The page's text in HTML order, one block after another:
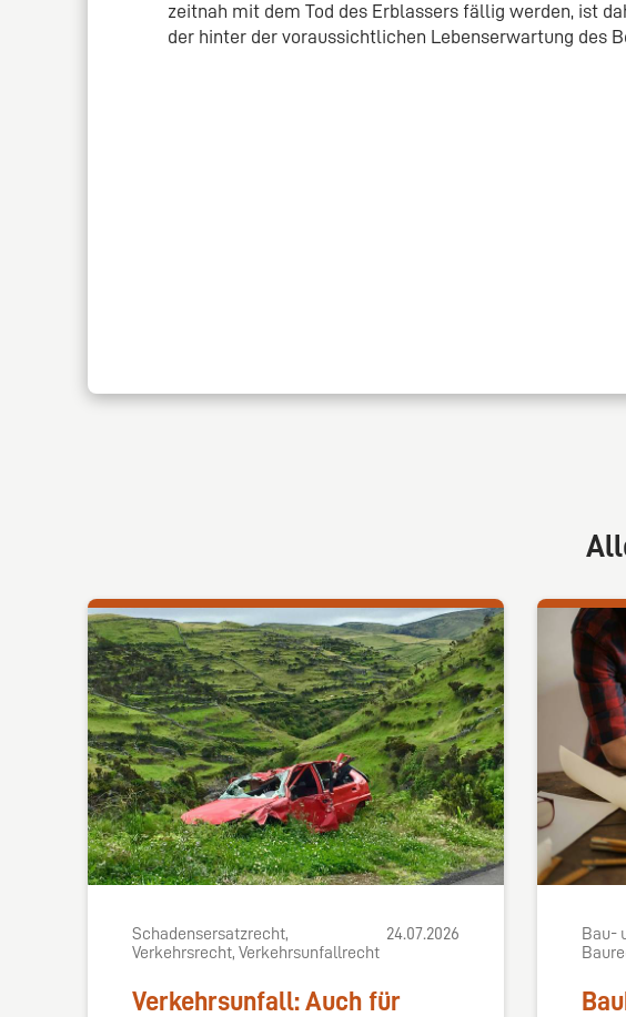
zeitnah mit dem Tod des Erblassers fällig werden, ist
der hinter der voraussichtlichen Lebenserwartung des
Schadensersatzrecht,
Verkehrsrecht, Verkehrsunfallrecht
24.07.2026
Verkehrsunfall: Auch für
Bau-